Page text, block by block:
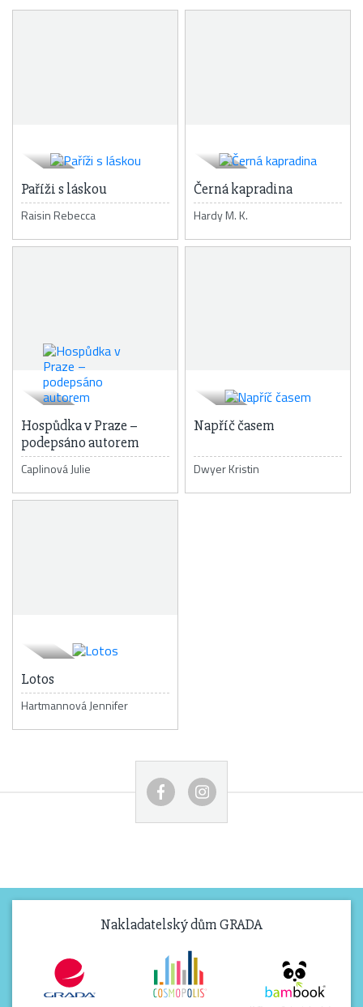
Paříži s láskou
Raisin Rebecca
Černá kapradina
Hardy M. K.
Hospůdka v Praze –
podepsáno autorem
Caplinová Julie
Napříč časem
Dwyer Kristin
Lotos
Hartmannová Jennifer
Nakladatelský dům GRADA